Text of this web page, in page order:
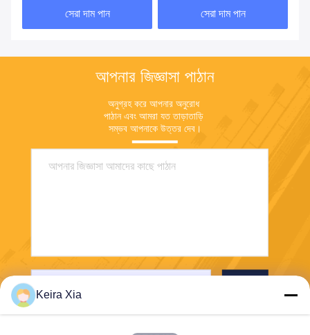
সেরা দাম পান সেরা দাম পান
আপনার জিজ্ঞাসা পাঠান
অনুগ্রহ করে আপনার অনুরোধ
পাঠান এবং আমরা যত তাড়াতাড়ি
সম্ভব আপনাকে উত্তর দেব।
Keira Xia